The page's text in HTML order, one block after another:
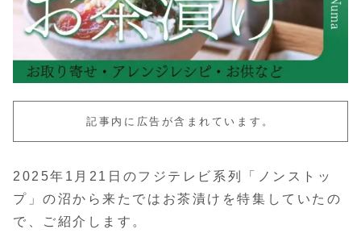
記事内に広告が含まれています。
2025年1月21日のフジテレビ系列「ノンストッ
プ」の沼から来たではお茶漬けを特集していたの
で、ご紹介します。